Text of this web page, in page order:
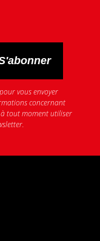
vous envoyer
concernant
à tout moment utiliser